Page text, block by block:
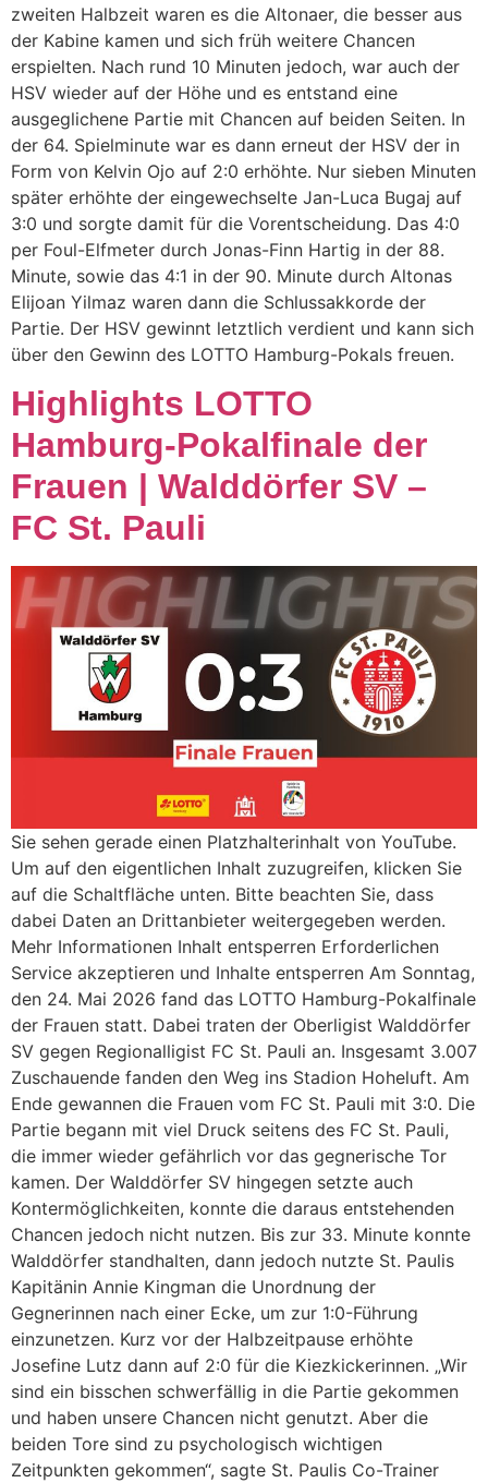
zweiten Halbzeit waren es die Altonaer, die besser aus
der Kabine kamen und sich früh weitere Chancen
erspielten. Nach rund 10 Minuten jedoch, war auch der
HSV wieder auf der Höhe und es entstand eine
ausgeglichene Partie mit Chancen auf beiden Seiten. In
der 64. Spielminute war es dann erneut der HSV der in
Form von Kelvin Ojo auf 2:0 erhöhte. Nur sieben Minuten
später erhöhte der eingewechselte Jan-Luca Bugaj auf
3:0 und sorgte damit für die Vorentscheidung. Das 4:0
per Foul-Elfmeter durch Jonas-Finn Hartig in der 88.
Minute, sowie das 4:1 in der 90. Minute durch Altonas
Elijoan Yilmaz waren dann die Schlussakkorde der
Partie. Der HSV gewinnt letztlich verdient und kann sich
über den Gewinn des LOTTO Hamburg-Pokals freuen.
Highlights LOTTO
Hamburg-Pokalfinale der
Frauen | Walddörfer SV –
FC St. Pauli
Sie sehen gerade einen Platzhalterinhalt von YouTube.
Um auf den eigentlichen Inhalt zuzugreifen, klicken Sie
auf die Schaltfläche unten. Bitte beachten Sie, dass
dabei Daten an Drittanbieter weitergegeben werden.
Mehr Informationen Inhalt entsperren Erforderlichen
Service akzeptieren und Inhalte entsperren Am Sonntag,
den 24. Mai 2026 fand das LOTTO Hamburg-Pokalfinale
der Frauen statt. Dabei traten der Oberligist Walddörfer
SV gegen Regionalligist FC St. Pauli an. Insgesamt 3.007
Zuschauende fanden den Weg ins Stadion Hoheluft. Am
Ende gewannen die Frauen vom FC St. Pauli mit 3:0. Die
Partie begann mit viel Druck seitens des FC St. Pauli,
die immer wieder gefährlich vor das gegnerische Tor
kamen. Der Walddörfer SV hingegen setzte auch
Kontermöglichkeiten, konnte die daraus entstehenden
Chancen jedoch nicht nutzen. Bis zur 33. Minute konnte
Walddörfer standhalten, dann jedoch nutzte St. Paulis
Kapitänin Annie Kingman die Unordnung der
Gegnerinnen nach einer Ecke, um zur 1:0-Führung
einzunetzen. Kurz vor der Halbzeitpause erhöhte
Josefine Lutz dann auf 2:0 für die Kiezkickerinnen. „Wir
sind ein bisschen schwerfällig in die Partie gekommen
und haben unsere Chancen nicht genutzt. Aber die
beiden Tore sind zu psychologisch wichtigen
Zeitpunkten gekommen“, sagte St. Paulis Co-Trainer